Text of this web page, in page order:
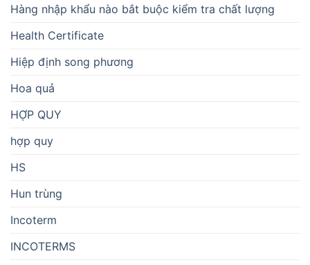
Hàng nhập khẩu nào bắt buộc kiểm tra chất lượng
Health Certificate
Hiệp định song phương
Hoa quả
HỢP QUY
hợp quy
HS
Hun trùng
Incoterm
INCOTERMS